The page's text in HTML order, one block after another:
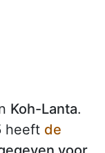
Koh-Lanta.
heeft de